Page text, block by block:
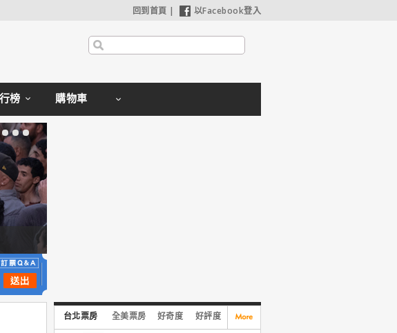
回到首頁 | 以Facebook登入
榜 購物車
台北票房 全美票房 好奇度 好評度